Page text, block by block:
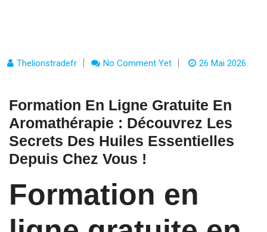
Thelionstradefr No Comment Yet 26 Mai 2026
Formation En Ligne Gratuite En
Aromathérapie : Découvrez Les
Secrets Des Huiles Essentielles
Depuis Chez Vous !
Formation en